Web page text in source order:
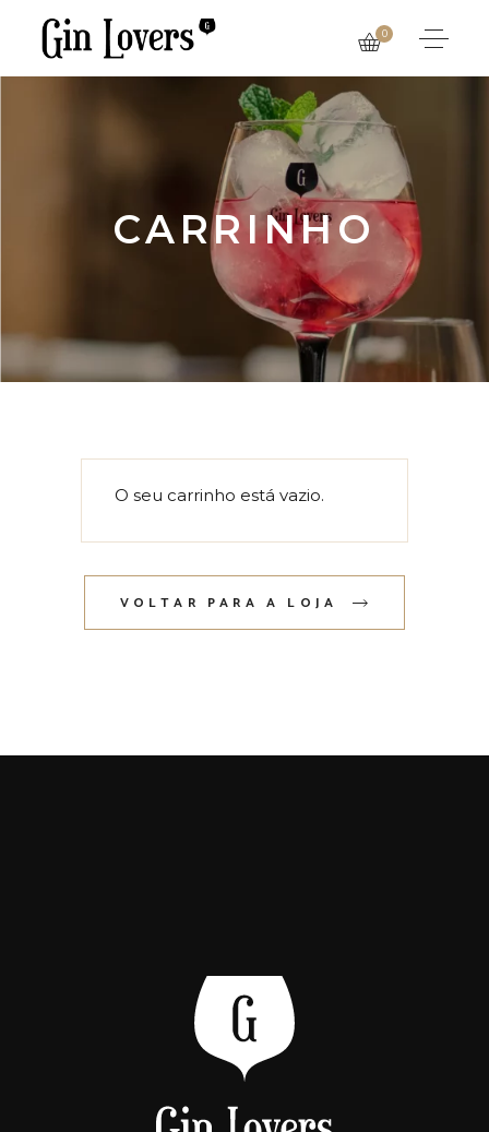
0
CARRINHO
O seu carrinho está vazio.
VOLTAR PARA A LOJA